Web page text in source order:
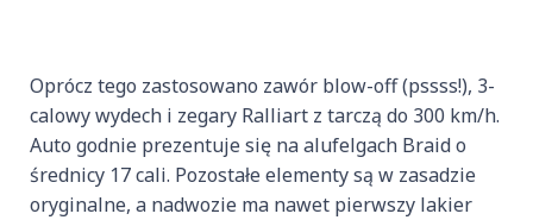
Oprócz tego zastosowano zawór blow-off (pssss!), 3-
calowy wydech i zegary Ralliart z tarczą do 300 km/h.
Auto godnie prezentuje się na alufelgach Braid o
średnicy 17 cali. Pozostałe elementy są w zasadzie
oryginalne, a nadwozie ma nawet pierwszy lakier